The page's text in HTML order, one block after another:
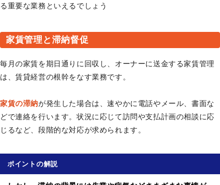
る重要な業務といえるでしょう
家賃管理と滞納督促
毎月の家賃を期日通りに回収し、オーナーに送金する家賃管理
は、賃貸経営の根幹をなす業務です。
家賃の滞納が発生した場合は、速やかに電話やメール、書面な
どで連絡を行います。状況に応じて訪問や支払計画の相談に応
じるなど、段階的な対応が求められます。
ポイントの解説